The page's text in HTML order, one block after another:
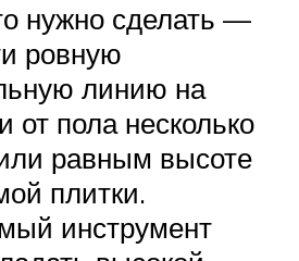
нужно сделать —
ровную
линию на
от пола несколько
равным высоте
плитки.
инструмент